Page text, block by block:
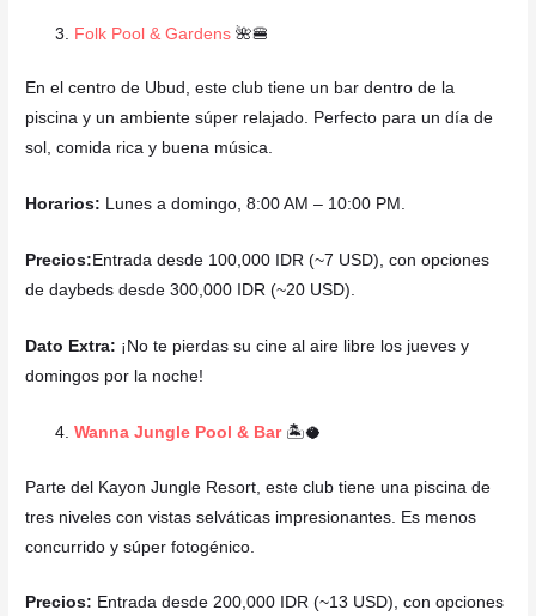
Folk Pool & Gardens🌺🍔
En el centro de Ubud, este club tiene un bar dentro de la
piscina y un ambiente súper relajado. Perfecto para un día de
sol, comida rica y buena música.
Horarios: Lunes a domingo, 8:00 AM – 10:00 PM.
Precios: Entrada desde 100,000 IDR (~7 USD), con opciones
de daybeds desde 300,000 IDR (~20 USD).
Dato Extra: ¡No te pierdas su cine al aire libre los jueves y
domingos por la noche!
Wanna Jungle Pool & Bar🏝️🥥
Parte del Kayon Jungle Resort, este club tiene una piscina de
tres niveles con vistas selváticas impresionantes. Es menos
concurrido y súper fotogénico.
Precios: Entrada desde 200,000 IDR (~13 USD), con opciones